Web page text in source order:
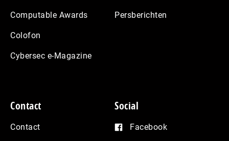
Computable Awards
Colofon
Cybersec e-Magazine
Persberichten
Contact
Contact
Social
Facebook